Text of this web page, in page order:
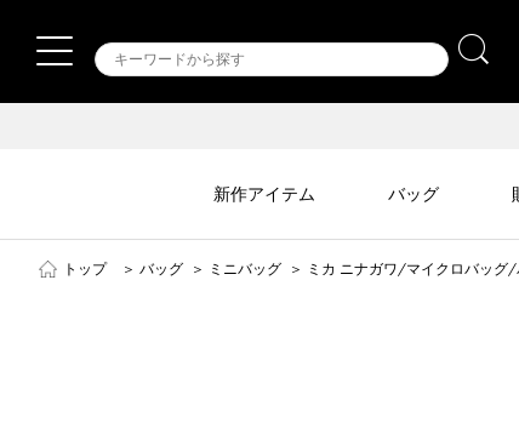
新作アイテム バッグ
トップ ＞ バッグ ＞ ミニバッグ ＞ ミカ ニナガワ/マイクロバッグ